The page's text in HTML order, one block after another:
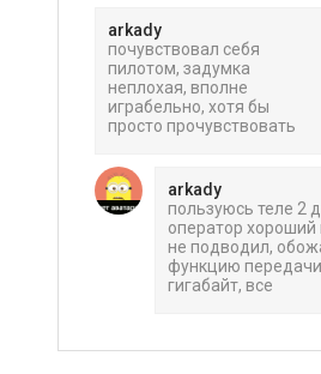
arkady
почувствовал себя
пилотом, задумка
неплохая, вполне
играбельно, хотя бы
просто прочувствовать
arkady
пользуюсь теле 2
оператор хороший
не подводил,
функцию передачи
гигабайт, все